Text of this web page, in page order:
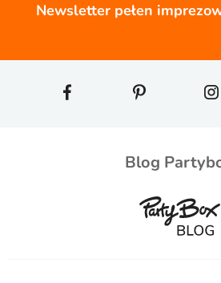
Newsletter pełen
Blog